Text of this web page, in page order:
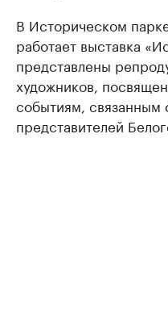
В Историческом
работает выставка
представлены
художников,
событиям, связанным
представителей